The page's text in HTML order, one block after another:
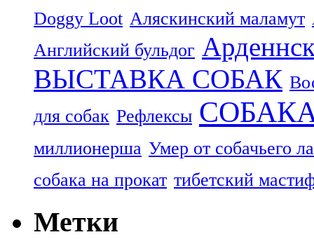
Doggy Loot Аляскинский маламут
Английский бульдог
ВЫСТАВКА СОБАК
для собак Рефлексы
миллионерша Умер от собачьего
собака на прокат тибетский
Метки